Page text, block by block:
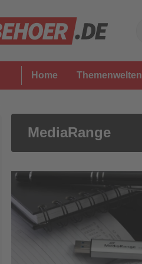
Home Themenwelten
MediaRange